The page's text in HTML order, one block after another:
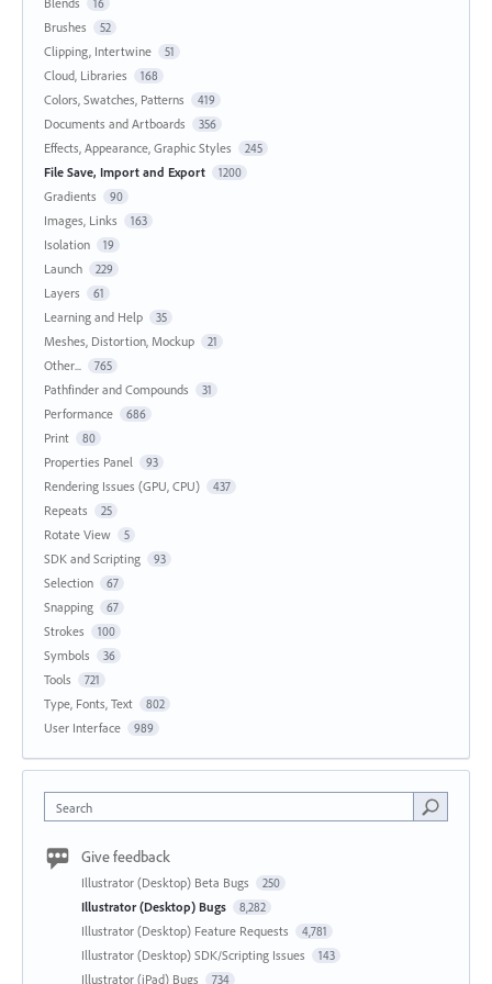
16
Brushes 52
Clipping, Intertwine 51
Cloud, Libraries 168
Colors, Swatches, Patterns 419
Documents and Artboards 356
Effects, Appearance, Graphic Styles 245
File Save, Import and Export 1200
Gradients 90
Images, Links 163
Isolation 19
Launch 229
Layers 61
Learning and Help 35
Meshes, Distortion, Mockup 21
Other... 765
Pathfinder and Compounds 31
Performance 686
Print 80
Properties Panel 93
Rendering Issues (GPU, CPU) 437
Repeats 25
Rotate View 5
SDK and Scripting 93
Selection 67
Snapping 67
Strokes 100
Symbols 36
Tools 721
Type, Fonts, Text 802
User Interface 989
Search
Give feedback
Illustrator (Desktop) Beta Bugs 250
Illustrator (Desktop) Bugs 8,282
Illustrator (Desktop) Feature Requests 4,781
Illustrator (Desktop) SDK/Scripting Issues 143
Illustrator (iPad) Bugs 734